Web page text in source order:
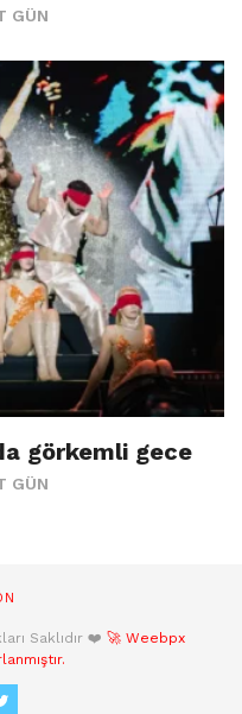
GÜN
görkemli gece
GÜN
Saklıdır ❤️ 🚀 Weebpx